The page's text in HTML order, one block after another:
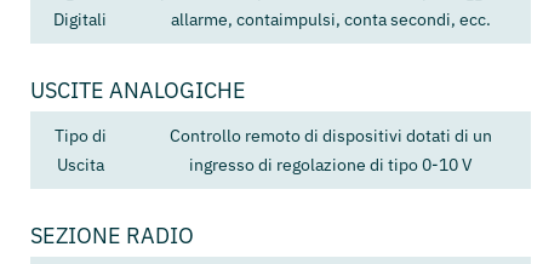
Digitali
allarme, contaimpulsi, conta secondi, ecc.
USCITE ANALOGICHE
Tipo di
Uscita
Controllo remoto di dispositivi dotati di un
ingresso di regolazione di tipo 0-10 V
SEZIONE RADIO